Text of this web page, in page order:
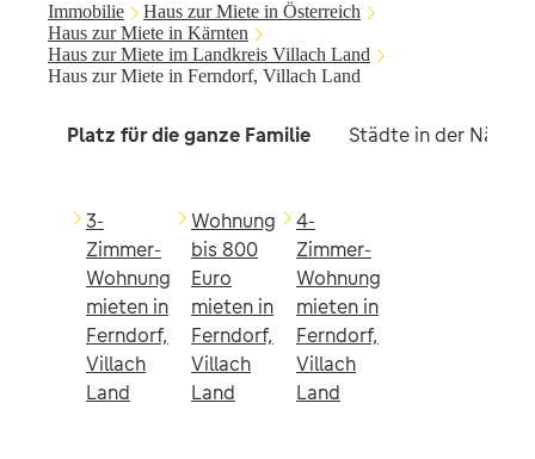
Immobilie
Haus zur Miete in Österreich
Haus zur Miete in Kärnten
Haus zur Miete im Landkreis Villach Land
Haus zur Miete in Ferndorf, Villach Land
Platz für die ganze Familie Städte in der Nähe
3-
Zimmer-
Wohnung
mieten in
Ferndorf,
Villach
Land
Wohnung
bis 800
Euro
mieten in
Ferndorf,
Villach
Land
4-
Zimmer-
Wohnung
mieten in
Ferndorf,
Villach
Land